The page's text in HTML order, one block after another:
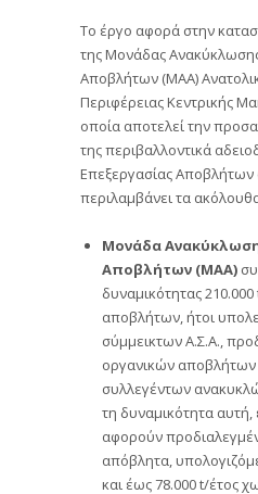
Το έργο αφορά στην
της Μονάδας
Αποβλήτων (ΜΑΑ)
Περιφέρειας Κεντρικής
οποία αποτελεί την
της περιβαλλοντικά
Επεξεργασίας Αποβλήτων
περιλαμβάνει τα
Μονάδα
Αποβλήτων (ΜΑΑ)
δυναμικότητας
αποβλήτων, ήτοι
σύμμεικτων Α.Σ.Α.,
οργανικών αποβλήτων
συλλεγέντων
τη δυναμικότητα
αφορούν
απόβλητα,
και έως 78.000 t/έτος